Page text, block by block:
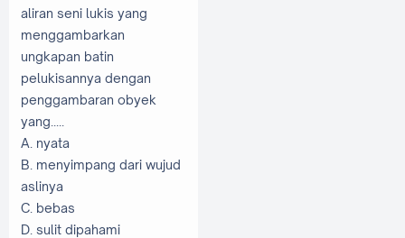
aliran seni lukis yang
menggambarkan
ungkapan batin
pelukisannya dengan
penggambaran obyek
yang.....
A. nyata
B. menyimpang dari wujud
aslinya
C. bebas
D. sulit dipahami